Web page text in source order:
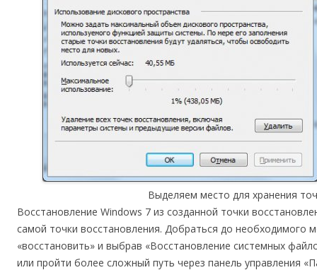
Выделяем место для хранения
Восстановление Windows 7 из созданной точки
самой точки восстановления. Добраться до необходимого
«восстановить» и выбрав «Восстановление системных
или пройти более сложный путь через панель управления